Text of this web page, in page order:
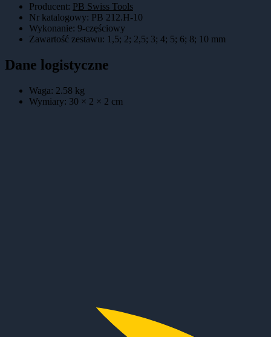
Producent: PB Swiss Tools
Nr katalogowy: PB 212.H-10
Wykonanie: 9-częściowy
Zawartość zestawu: 1,5; 2; 2,5; 3; 4; 5; 6; 8; 10 mm
Dane logistyczne
Waga: 2.58 kg
Wymiary: 30 × 2 × 2 cm